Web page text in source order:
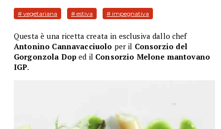
# vegetariana # estiva # impegnativa
Questa è una ricetta creata in esclusiva dallo chef
Antonino Cannavacciuolo per il Consorzio del
Gorgonzola Dop ed il Consorzio Melone mantovano
IGP.